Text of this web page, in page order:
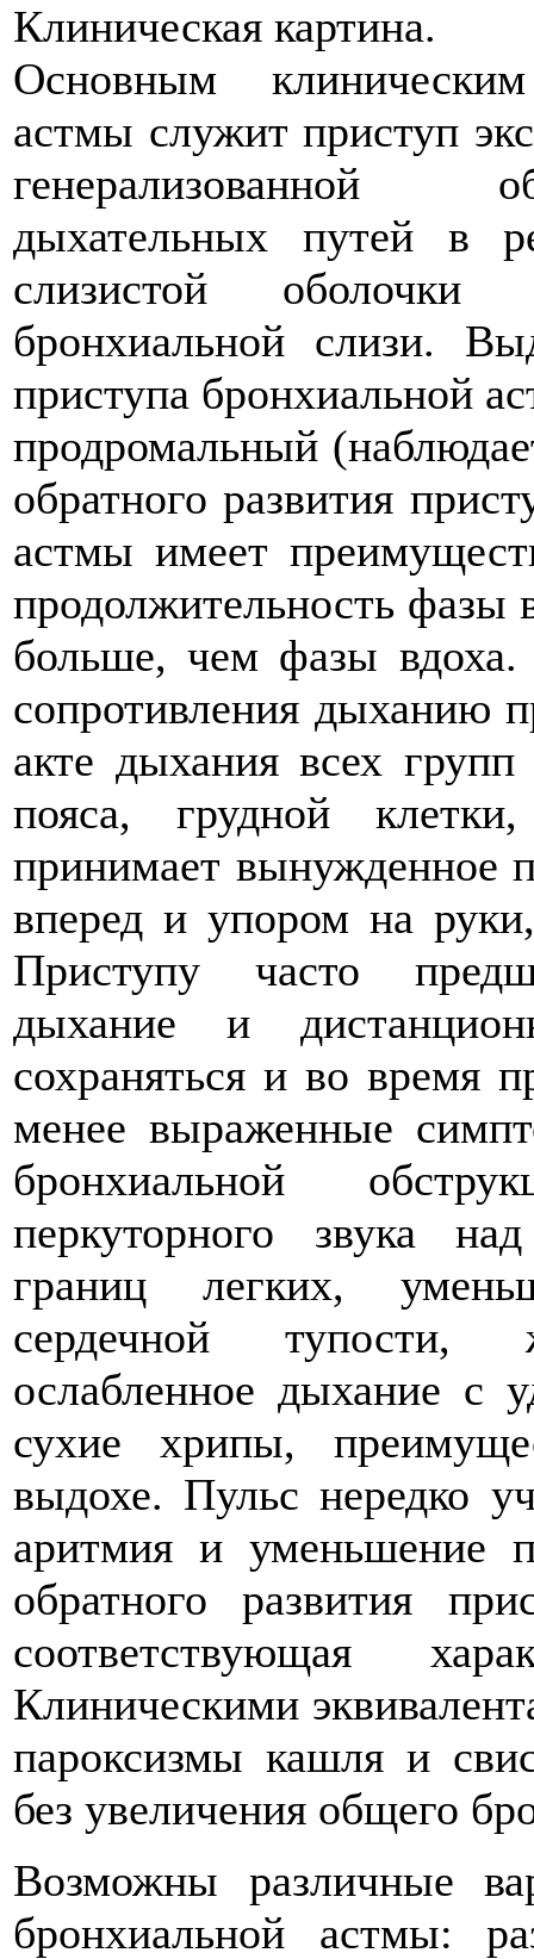
Клиническая картина.
Основным
астмы служит приступ
генерализованной
дыхательных путей в
слизистой
бронхиальной слизи.
приступа бронхиальной
продромальный
обратного развития
астмы имеет
продолжительность фазы
больше, чем фазы вдоха.
сопротивления дыханию
акте дыхания всех
пояса, грудной
принимает вынужденное
вперед и упором на
Приступу часто
дыхание и
сохраняться и во время
менее выраженные
бронхиальной
перкуторного звука
границ легких,
сердечной тупости,
ослабленное дыхание с
сухие хрипы,
выдохе. Пульс нередко
аритмия и уменьшение
обратного развития
соответствующая
Клиническими
пароксизмы кашля и
без увеличения общего
Возможны различные
бронхиальной астмы: